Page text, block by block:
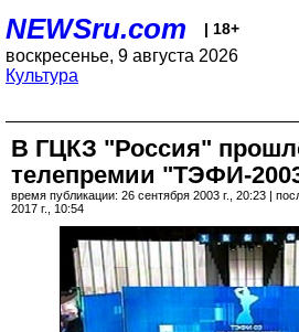
NEWSru.com | 18+
воскресенье, 9 августа 2026
Культура
В ГЦКЗ "Россия"
телепремии "ТЭФИ-
время публикации: 26 сентября 2003 г., 20:23 |
2017 г., 10:54